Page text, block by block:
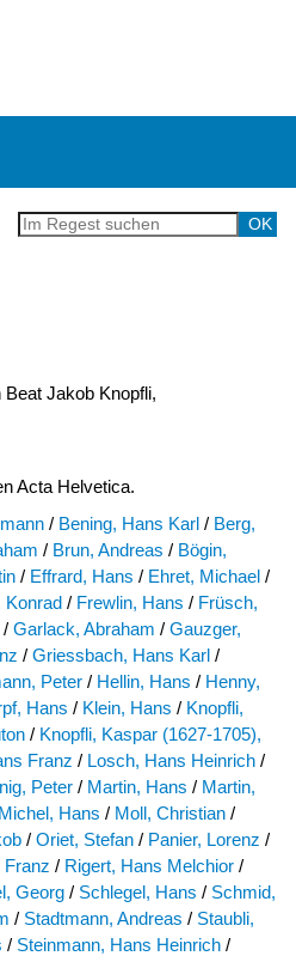
Jakob Knopfli,
Acta Helvetica.
/ Bening, Hans Karl / Berg,
/ Brun, Andreas / Bögin,
/ Effrard, Hans / Ehret, Michael /
Konrad / Frewlin, Hans / Früsch,
/ Garlack, Abraham / Gauzger,
/ Griessbach, Hans Karl /
Peter / Hellin, Hans / Henny,
Hans / Klein, Hans / Knopfli,
/ Knopfli, Kaspar (1627-1705),
Franz / Losch, Hans Heinrich /
Peter / Martin, Hans / Martin,
Michel, Hans / Moll, Christian /
/ Oriet, Stefan / Panier, Lorenz /
Franz / Rigert, Hans Melchior /
Georg / Schlegel, Hans / Schmid,
/ Stadtmann, Andreas / Staubli,
/ Steinmann, Hans Heinrich /